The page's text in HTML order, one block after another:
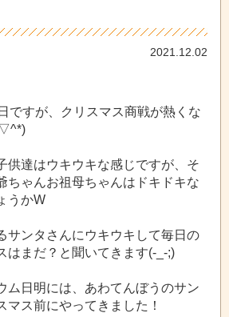
2021.12.02
ですが、クリスマス商戦が熱くな
供達はウキウキな感じですが、そ
ちゃんお祖母ちゃんはドキドキな
うかW
サンタさんにウキウキして毎日の
はまだ？と聞いてきます(-_-;)
ム日明には、あわてんぼうのサン
マス前にやってきました！